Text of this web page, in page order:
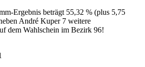
Ergebnis beträgt 55,32 % (plus 5,75
André Kuper 7 weitere
dem Wahlschein im Bezirk 96!